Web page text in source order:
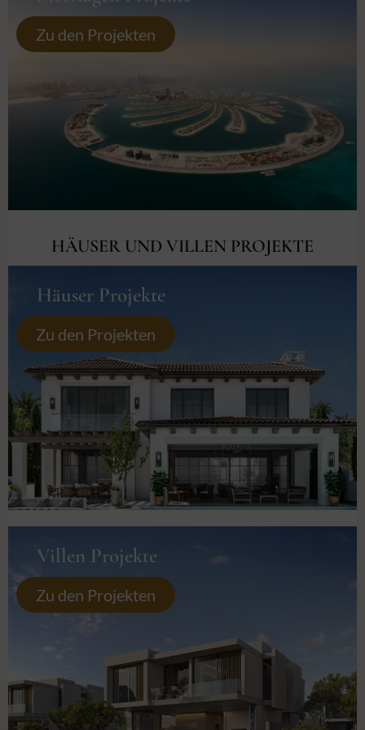
Zu den Projekten
HÄUSER UND VILLEN PROJEKTE
Häuser Projekte
Zu den Projekten
Villen Projekte
Zu den Projekten